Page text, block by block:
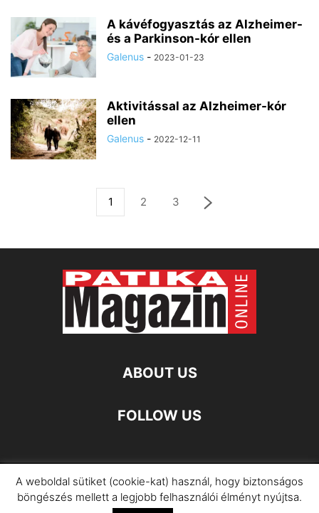
A kávéfogyasztás az Alzheimer-
és a Parkinson-kór ellen
Galenus - 2023-01-23
Aktivitással az Alzheimer-kór
ellen
Galenus - 2022-12-11
1 2 3
ABOUT US
FOLLOW US
Impresszum Adatkezelési Információ
A weboldal sütiket (cookie-kat) használ, hogy biztonságos
böngészés mellett a legjobb felhasználói élményt nyújtsa.